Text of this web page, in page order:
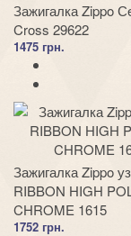
Зажигалка Zippo
Cross 29622
1475 грн.
Зажигалка Zippo
RIBBON HIGH
CHROME 1615
1752 грн.